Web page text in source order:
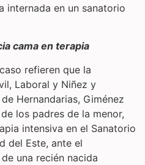
internada en un sanatorio
cama en terapia
refieren que la
Laboral y Niñez y
Hernandarias, Giménez
los padres de la menor,
intensiva en el Sanatorio
del Este, ante el
una recién nacida